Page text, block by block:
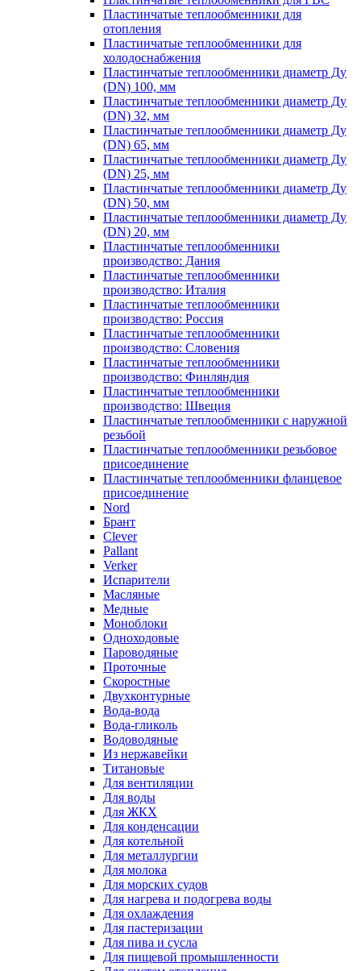
Пластинчатые теплообменники для
отопления
Пластинчатые теплообменники для
холодоснабжения
Пластинчатые теплообменники диаметр Ду
(DN) 100, мм
Пластинчатые теплообменники диаметр Ду
(DN) 32, мм
Пластинчатые теплообменники диаметр Ду
(DN) 65, мм
Пластинчатые теплообменники диаметр Ду
(DN) 25, мм
Пластинчатые теплообменники диаметр Ду
(DN) 50, мм
Пластинчатые теплообменники диаметр Ду
(DN) 20, мм
Пластинчатые теплообменники
производство: Дания
Пластинчатые теплообменники
производство: Италия
Пластинчатые теплообменники
производство: Россия
Пластинчатые теплообменники
производство: Словения
Пластинчатые теплообменники
производство: Финляндия
Пластинчатые теплообменники
производство: Швеция
Пластинчатые теплообменники с наружной
резьбой
Пластинчатые теплообменники резьбовое
присоединение
Пластинчатые теплообменники фланцевое
присоединение
Nord
Брант
Clever
Pallant
Verker
Испарители
Масляные
Медные
Моноблоки
Одноходовые
Пароводяные
Проточные
Скоростные
Двухконтурные
Вода-вода
Вода-гликоль
Водоводяные
Из нержавейки
Титановые
Для вентиляции
Для воды
Для ЖКХ
Для конденсации
Для котельной
Для металлургии
Для молока
Для морских судов
Для нагрева и подогрева воды
Для охлаждения
Для пастеризации
Для пива и сусла
Для пищевой промышленности